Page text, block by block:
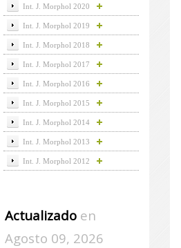
Int. J. Morphol 2020
Int. J. Morphol 2019
Int. J. Morphol 2018
Int. J. Morphol 2017
Int. J. Morphol 2016
Int. J. Morphol 2015
Int. J. Morphol 2014
Int. J. Morphol 2013
Int. J. Morphol 2012
Actualizadoen
Agosto 09, 2026